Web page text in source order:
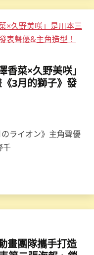
香菜×久野美咲」
3月的獅子》發
ライオン》主角聲優
千
畫團隊攜手打造